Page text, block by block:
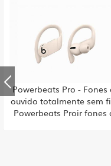
fornecimento 2017